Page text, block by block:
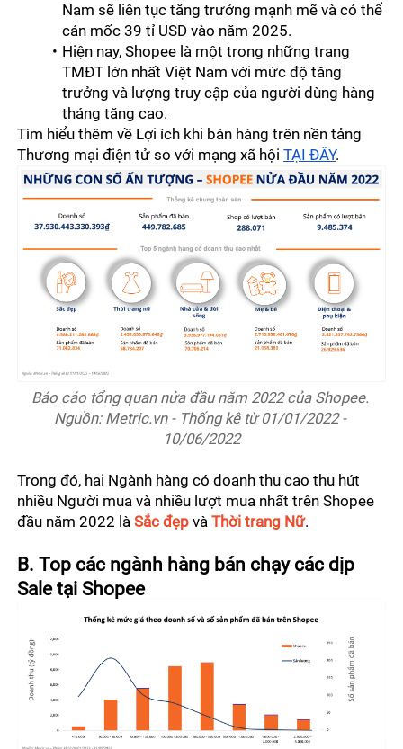
Nam sẽ liên tục tăng trưởng mạnh mẽ và có thể
cán mốc 39 tỉ USD vào năm 2025.
Hiện nay, Shopee là một trong những trang
TMĐT lớn nhất Việt Nam với mức độ tăng
trưởng và lượng truy cập của người dùng hàng
tháng tăng cao.
Tìm hiểu thêm về Lợi ích khi bán hàng trên nền tảng
Thương mại điện tử so với mạng xã hội TẠI ĐÂY.
Báo cáo tổng quan nửa đầu năm 2022 của Shopee.
Nguồn: Metric.vn - Thống kê từ 01/01/2022 -
10/06/2022
Trong đó, hai Ngành hàng có doanh thu cao thu hút
nhiều Người mua và nhiều lượt mua nhất trên Shopee
đầu năm 2022 là Sắc đẹp và Thời trang Nữ.
B. Top các ngành hàng bán chạy các dịp
Sale tại Shopee